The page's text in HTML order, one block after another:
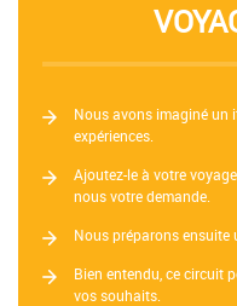
Nous avons imaginé un
expériences.
Ajoutez-le à votre
nous votre demande.
Nous préparons ensuite
Bien entendu, ce circuit
vos souhaits.